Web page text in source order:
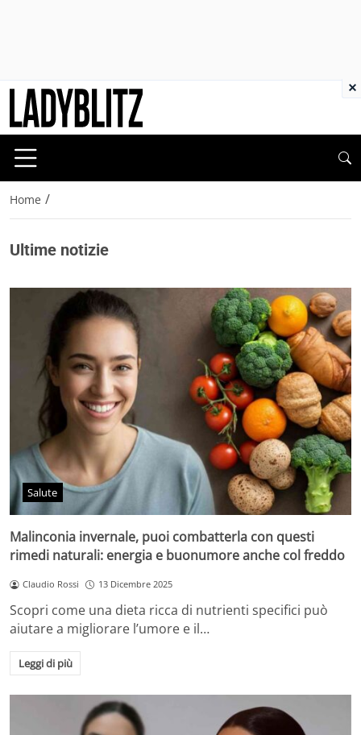
Home /
Ultime notizie
Salute
Malinconia invernale, puoi combatterla con questi
rimedi naturali: energia e buonumore anche col freddo
Claudio Rossi 13 Dicembre 2025
Scopri come una dieta ricca di nutrienti specifici può
aiutare a migliorare l’umore e il…
Leggi di più
×